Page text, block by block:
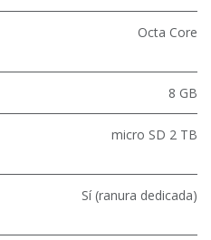
Octa Core
8 GB
micro SD 2 TB
Sí (ranura dedicada)